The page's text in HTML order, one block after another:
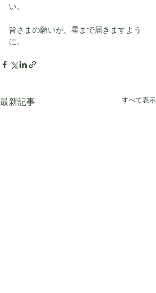
い。
皆さまの願いが、星まで届きますよう
に。
最新記事 すべて表示